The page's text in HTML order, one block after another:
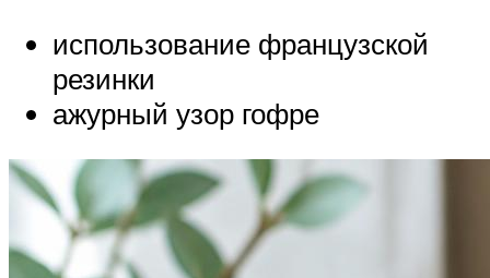
использование французской
резинки
ажурный узор гофре